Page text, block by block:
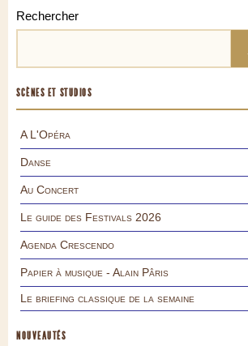
Rechercher
SCÈNES ET STUDIOS
A L'Opéra
Danse
Au Concert
Le guide des Festivals 2026
Agenda Crescendo
Papier à musique - Alain Pâris
Le briefing classique de la semaine
NOUVEAUTÉS